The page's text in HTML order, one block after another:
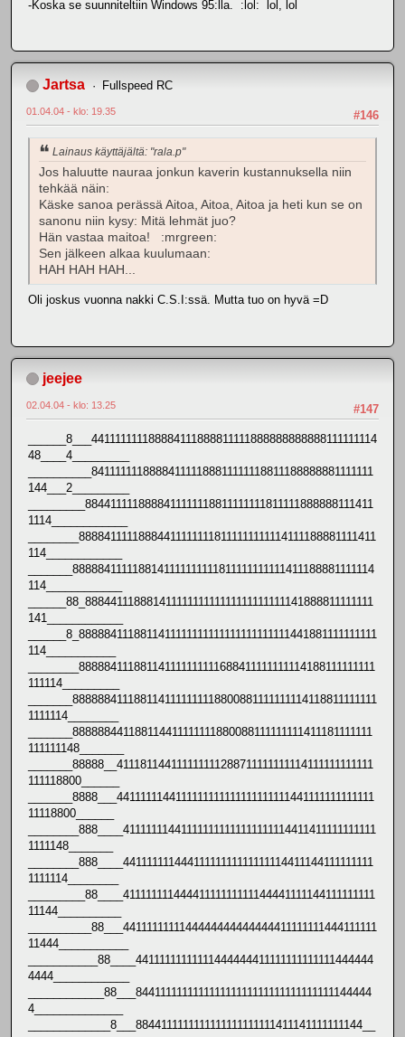
-Koska se suunniteltiin Windows 95:lla. :lol: lol, lol
Jartsa Fullspeed RC
#146
01.04.04 - klo: 19.35
Lainaus käyttäjältä: "rala.p"
Jos haluutte nauraa jonkun kaverin kustannuksella niin
tehkää näin:
Käske sanoa perässä Aitoa, Aitoa, Aitoa ja heti kun se on
sanonu niin kysy: Mitä lehmät juo?
Hän vastaa maitoa! :mrgreen:
Sen jälkeen alkaa kuulumaan:
HAH HAH HAH...
Oli joskus vuonna nakki C.S.I:ssä. Mutta tuo on hyvä =D
jeejee
#147
02.04.04 - klo: 13.25
______8___441111111188884111888811111888888888888111111114
48____4_________
__________841111111888841111188811111118811188888881111111
144___2_________
_________8844111118888411111118811111111811111888888111411
1114____________
________888841111188844111111118111111111114111188881111411
114____________
_______8888841111188141111111111811111111111411188881111114
114____________
______88_88844111888141111111111111111111111141888811111111
141____________
______8_8888841118811411111111111111111111111441881111111111
114___________
________888884111881141111111111688411111111114188111111111
111114_________
_______8888884111881141111111118800881111111114118811111111
1111114________
_______888888441188114411111111880088111111111411181111111
111111148_______
_______88888__411181144111111111288711111111114111111111111
111118800______
_______8888___4411111144111111111111111111111441111111111111
11118800______
________888____411111114411111111111111111114411411111111111
1111148_______
________888____44111111144411111111111111114411144111111111
1111114________
_________88____41111111144441111111111144441111144111111111
11144__________
__________88___4411111111144444444444444411111111444111111
11444___________
___________88____44111111111111444444411111111111111444444
4444____________
____________88___844111111111111111111111111111111111144444
4______________
_____________8___8844111111111111111111111411141111111144__